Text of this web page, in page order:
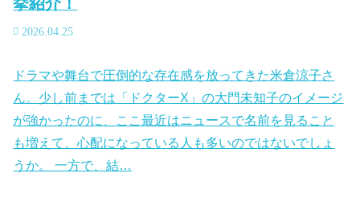
挙紹介！
2026.04.25
ドラマや舞台で圧倒的な存在感を放ってきた米倉涼子さ
ん。少し前までは「ドクターX」の大門未知子のイメージ
が強かったのに、ここ最近はニュースで名前を見ること
も増えて、心配になっている人も多いのではないでしょ
うか。 一方で、結…